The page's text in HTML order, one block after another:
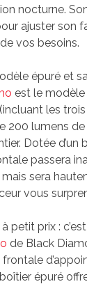
nocturne.
ajuster son
vos besoins.
épuré et
est le modèle
les trois
200 lumens
Dotée d’un
passera
sera
vous
petit prix :
de Black
épuré